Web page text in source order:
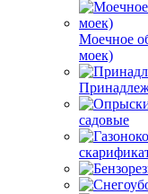
Моечное
моек)
садовые